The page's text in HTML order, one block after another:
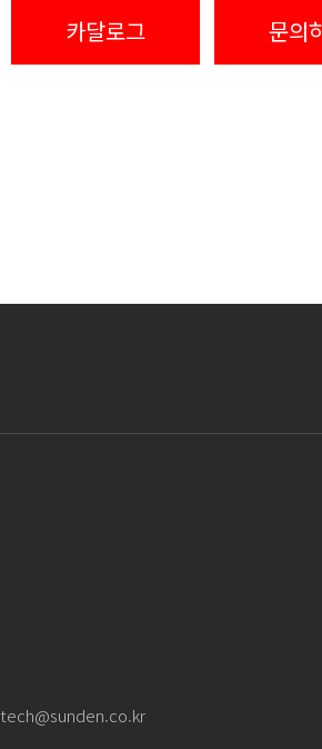
카달로그 문의
tech@sunden.co.kr